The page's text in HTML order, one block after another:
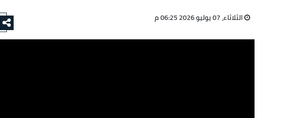
الثلاثاء، 07 يوليو 2026 06:25 م